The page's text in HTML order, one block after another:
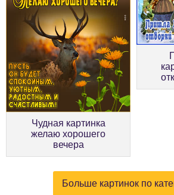
Чудная картинка
желаю хорошего
вечера
Больше картинок по